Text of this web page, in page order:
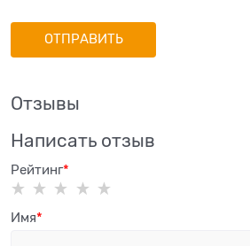
Отзывы
Написать отзыв
Рейтинг
Имя